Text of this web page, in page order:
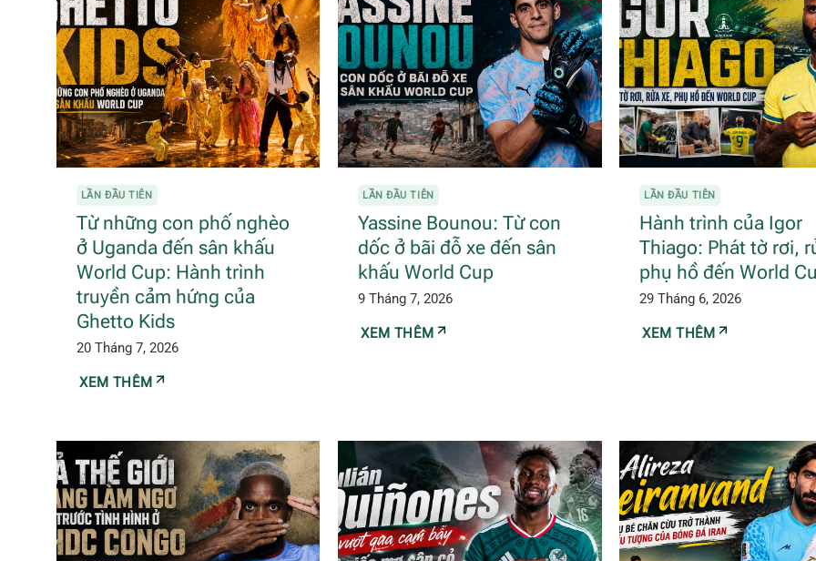
LẦN ĐẦU TIÊN
Từ những con phố nghèo
ở Uganda đến sân khấu
World Cup: Hành trình
truyền cảm hứng của
Ghetto Kids
20 Tháng 7, 2026
XEM THÊM
LẦN ĐẦU TIÊN
Yassine Bounou: Từ con
dốc ở bãi đỗ xe đến sân
khấu World Cup
9 Tháng 7, 2026
XEM THÊM
LẦN ĐẦU TIÊN
Hành trình của Igor
Thiago: Phát tờ rơi,
phụ hồ đến World
29 Tháng 6, 2026
XEM THÊM